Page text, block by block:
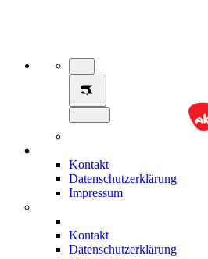
Kontakt
Datenschutzerklärung
Impressum
Kontakt
Datenschutzerklärung